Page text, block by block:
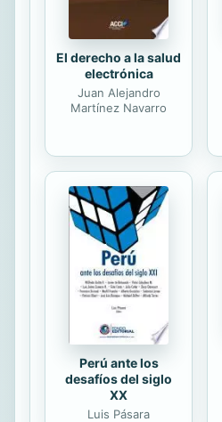
El derecho a la salud
electrónica
Juan Alejandro
Martínez Navarro
Perú ante los
desafíos del siglo
XX
Luis Pásara